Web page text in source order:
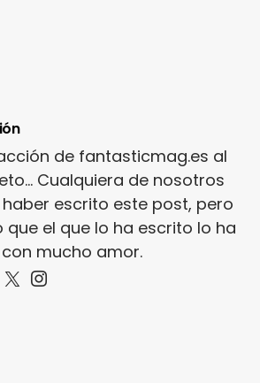
de fantasticmag.es al
Cualquiera de nosotros
escrito este post, pero
que el que lo ha escrito lo ha
mucho amor.